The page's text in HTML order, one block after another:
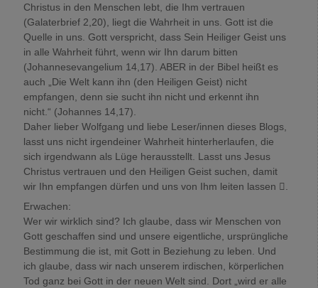
Christus in den Menschen lebt, die Ihm vertrauen
(Galaterbrief 2,20), liegt die Wahrheit in uns. Gott ist die
Quelle in uns. Gott verspricht, dass Sein Heiliger Geist uns
in alle Wahrheit führt, wenn wir Ihn darum bitten
(Johannesevangelium 14,17). ABER in der Bibel heißt es
auch „Die Welt kann ihn (den Heiligen Geist) nicht
empfangen, denn sie sucht ihn nicht und erkennt ihn
nicht.“ (Johannes 14,17).
Daher lieber Wolfgang und liebe Leser/innen dieses Blogs,
lasst uns nicht irgendeiner Wahrheit hinterherlaufen, die
sich irgendwann als Lüge herausstellt. Lasst uns Jesus
Christus vertrauen und den Heiligen Geist suchen, damit
wir Ihn empfangen dürfen und uns von Ihm leiten lassen .
Erwachen:
Wer wir wirklich sind? Ich glaube, dass wir Menschen von
Gott geschaffen sind und unsere eigentliche, ursprüngliche
Bestimmung die ist, mit Gott in Beziehung zu leben. Und
ich glaube, dass wir nach unserem irdischen, körperlichen
Tod ganz bei Gott in der neuen Welt sind. Dort „wird er alle